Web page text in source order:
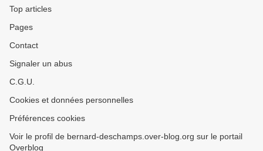
Top articles
Pages
Contact
Signaler un abus
C.G.U.
Cookies et données personnelles
Préférences cookies
Voir le profil de bernard-deschamps.over-blog.org sur le portail
Overblog